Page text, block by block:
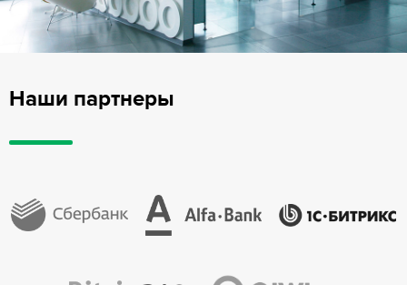
Наши партнеры